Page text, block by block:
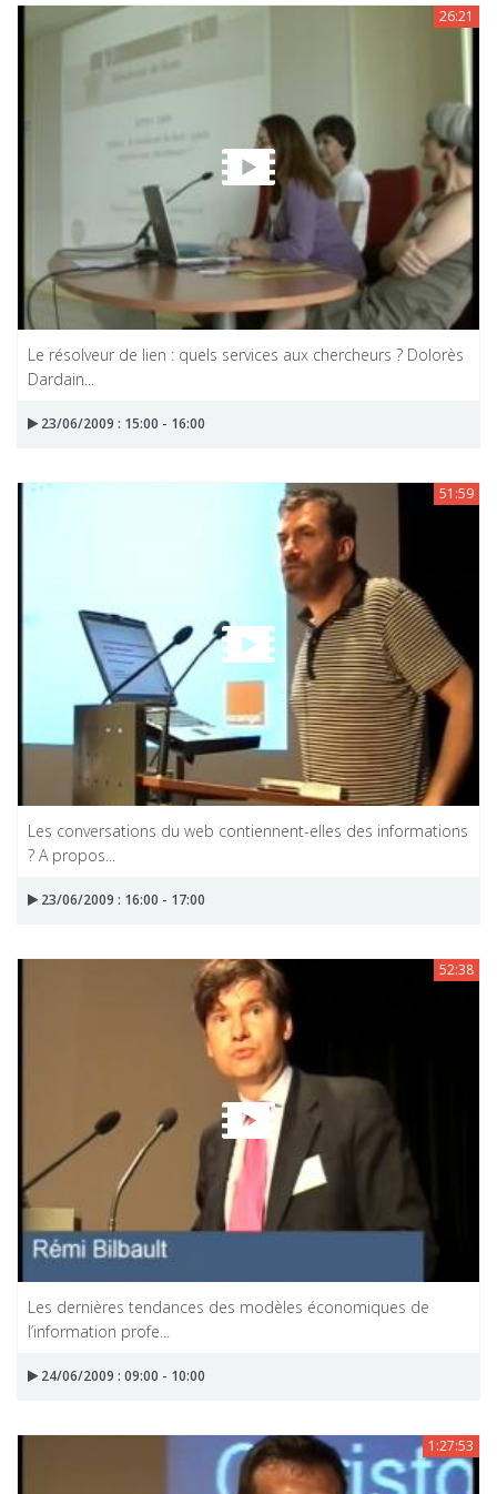
26:21
Le résolveur de lien : quels services aux chercheurs ? Dolorès
Dardain...
23/06/2009 : 15:00 - 16:00
51:59
Les conversations du web contiennent-elles des informations
? A propos...
23/06/2009 : 16:00 - 17:00
52:38
Les dernières tendances des modèles économiques de
l’information profe...
24/06/2009 : 09:00 - 10:00
1:27:53